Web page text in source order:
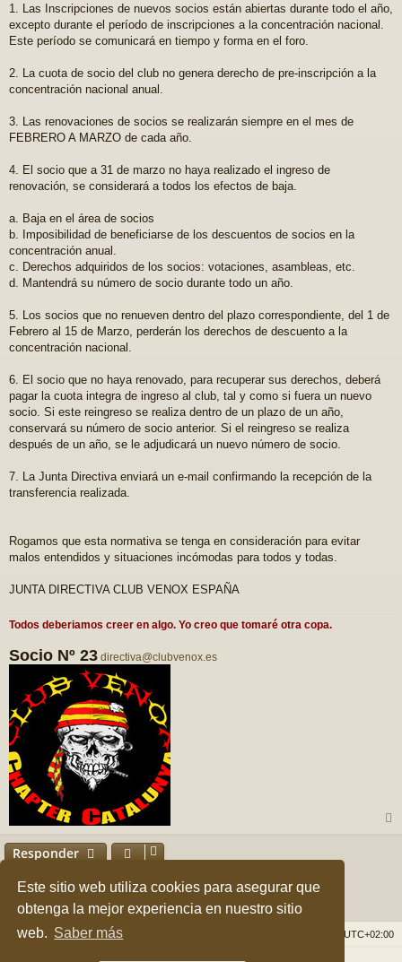
Este sitio web utiliza cookies para asegurar que
obtenga la mejor experiencia en nuestro sitio
web. Saber más
1. Las Inscripciones de nuevos socios están abiertas durante todo el año,
excepto durante el período de inscripciones a la concentración nacional.
Este período se comunicará en tiempo y forma en el foro.
2. La cuota de socio del club no genera derecho de pre-inscripción a la
concentración nacional anual.
3. Las renovaciones de socios se realizarán siempre en el mes de
FEBRERO A MARZO de cada año.
4. El socio que a 31 de marzo no haya realizado el ingreso de
renovación, se considerará a todos los efectos de baja.
a. Baja en el área de socios
b. Imposibilidad de beneficiarse de los descuentos de socios en la
concentración anual.
c. Derechos adquiridos de los socios: votaciones, asambleas, etc.
d. Mantendrá su número de socio durante todo un año.
5. Los socios que no renueven dentro del plazo correspondiente, del 1 de
Febrero al 15 de Marzo, perderán los derechos de descuento a la
concentración nacional.
6. El socio que no haya renovado, para recuperar sus derechos, deberá
pagar la cuota integra de ingreso al club, tal y como si fuera un nuevo
socio. Si este reingreso se realiza dentro de un plazo de un año,
conservará su número de socio anterior. Si el reingreso se realiza
después de un año, se le adjudicará un nuevo número de socio.
7. La Junta Directiva enviará un e-mail confirmando la recepción de la
transferencia realizada.
Rogamos que esta normativa se tenga en consideración para evitar
malos entendidos y situaciones incómodas para todos y todas.
JUNTA DIRECTIVA CLUB VENOX ESPAÑA
Todos deberiamos creer en algo. Yo creo que tomaré otra copa.
Socio Nº 23 directiva@clubvenox.es
Responder
Índice general UTC+02:00